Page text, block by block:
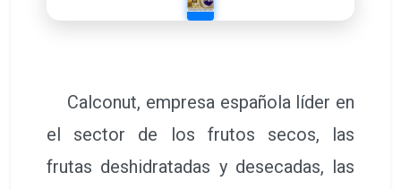
Calconut, empresa española líder en
el sector de los frutos secos, las
frutas deshidratadas y desecadas, las